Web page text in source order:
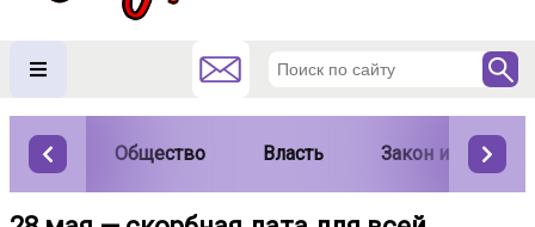
Общество Власть Закон и порядок